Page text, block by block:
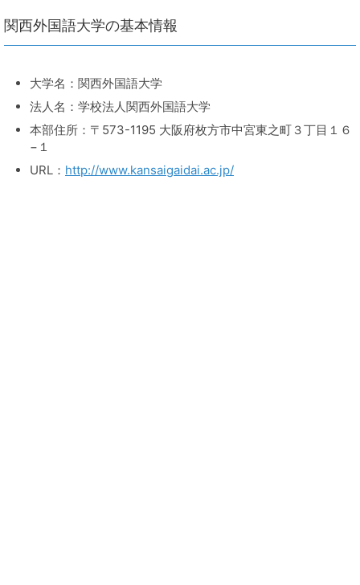
関西外国語大学の基本情報
大学名：関西外国語大学
法人名：学校法人関西外国語大学
本部住所：〒573-1195 大阪府枚方市中宮東之町３丁目１６
−１
URL： http://www.kansaigaidai.ac.jp/